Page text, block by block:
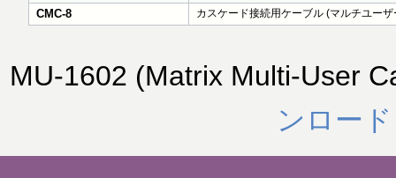
CMC-8 カスケード接続用ケーブル (マルチユー
MU-1602 (Matrix Multi-User
ンロード